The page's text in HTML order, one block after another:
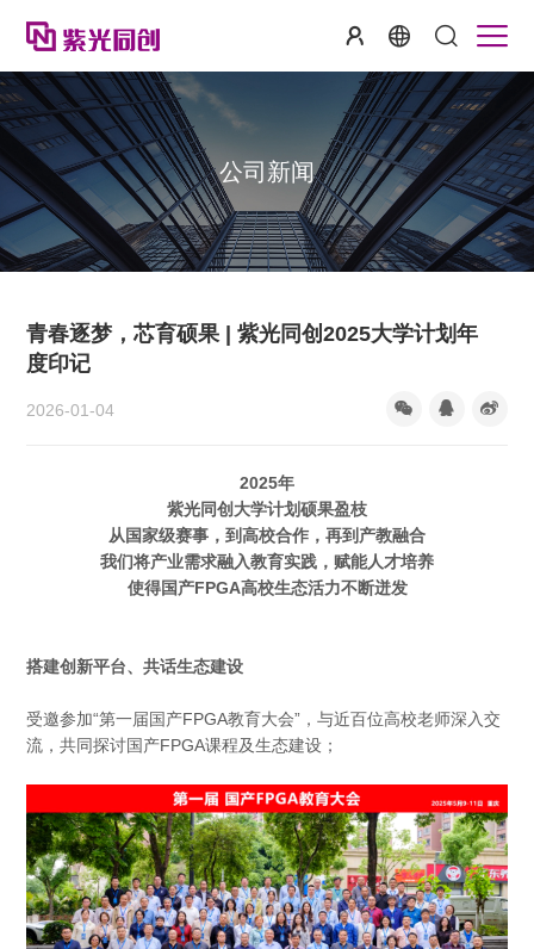
公司新闻
青春逐梦，芯育硕果 | 紫光同创2025大学计划年
度印记
2026-01-04
2025年
紫光同创大学计划硕果盈枝
从国家级赛事，到高校合作，再到产教融合
我们将产业需求融入教育实践，赋能人才培养
使得国产FPGA高校生态活力不断迸发
搭建创新平台、共话生态建设
受邀参加“第一届国产FPGA教育大会”，与近百位高校老师深入交
流，共同探讨国产FPGA课程及生态建设；